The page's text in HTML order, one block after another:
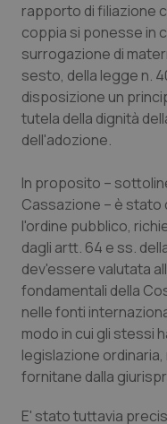
Marche
Molise
Piemonte
Provincia
Puglia
Sardegna
Sicilia
Toscana
Donna & Salute
Epatiti
HIV
Ipertensione &
Malattie rare
Malattia di
Neuroscienze
Obesità
rapporto di filiazione
coppia si ponesse in
surrogazione di
sesto, della legge n.
disposizione un
tutela della dignità
dell'adozione.
In proposito –
Cassazione – è stato
l'ordine pubblico,
dagli artt. 64 e ss.
dev'essere valutata
fondamentali della
nelle fonti
modo in cui gli stessi
legislazione
fornitane dalla
E' stato tuttavia